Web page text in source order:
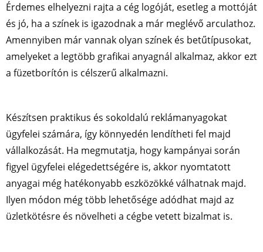
Érdemes elhelyezni rajta a cég logóját, esetleg a mottóját
és jó, ha a színek is igazodnak a már meglévő arculathoz.
Amennyiben már vannak olyan színek és betűtípusokat,
amelyeket a legtöbb grafikai anyagnál alkalmaz, akkor ezt
a füzetborítón is célszerű alkalmazni.
Készítsen praktikus és sokoldalú reklámanyagokat
ügyfelei számára, így könnyedén lendítheti fel majd
vállalkozását. Ha megmutatja, hogy kampányai során
figyel ügyfelei elégedettségére is, akkor nyomtatott
anyagai még hatékonyabb eszközökké válhatnak majd.
Ilyen módon még több lehetősége adódhat majd az
üzletkötésre és növelheti a cégbe vetett bizalmat is.